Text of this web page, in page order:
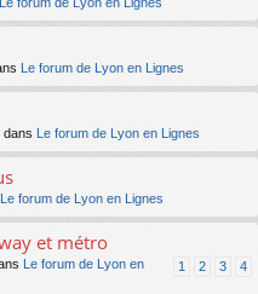
Le forum de Lyon en Lignes
dans Le forum de Lyon en Lignes
Le forum de Lyon en Lignes
et métro
1 2 3 4
Le forum de Lyon en